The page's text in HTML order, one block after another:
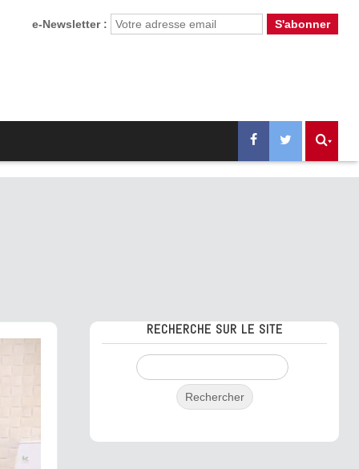
e-Newsletter :
RECHERCHE SUR LE SITE